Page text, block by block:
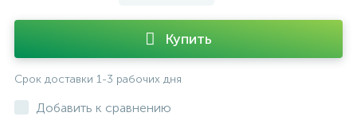
Купить
Срок доставки 1-3 рабочих дня
Добавить к сравнению